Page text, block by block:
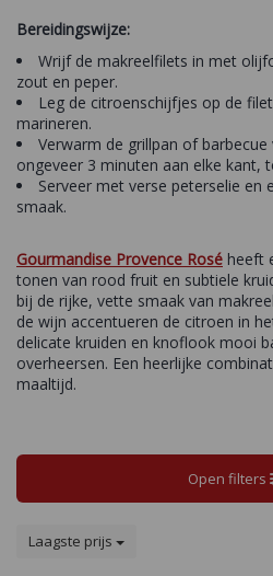
Bereidingswijze:
Wrijf de makreelfilets in met
zout en peper.
Leg de citroenschijfjes op de
marineren.
Verwarm de grillpan of
ongeveer 3 minuten aan elke kant,
Serveer met verse peterselie en
smaak.
Gourmandise Provence Rosé heeft
tonen van rood fruit en subtiele
bij de rijke, vette smaak van
de wijn accentueren de citroen in
delicate kruiden en knoflook mooi
overheersen. Een heerlijke
maaltijd.
Open filters
Laagste prijs